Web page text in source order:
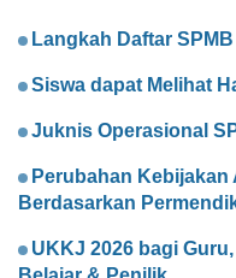
Langkah Daftar
Siswa dapat Melihat
Juknis Operasional
Perubahan Kebijakan
Berdasarkan
UKKJ 2026 bagi